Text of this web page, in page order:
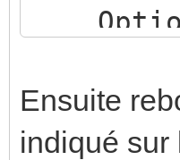
Option
Option
Option
Ensuite
indiqué sur